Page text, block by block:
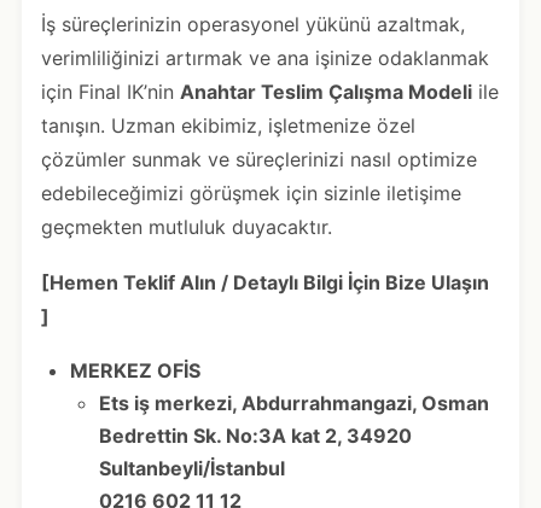
İş süreçlerinizin operasyonel yükünü azaltmak,
verimliliğinizi artırmak ve ana işinize odaklanmak
için Final IK’nin Anahtar Teslim Çalışma Modeli ile
tanışın. Uzman ekibimiz, işletmenize özel
çözümler sunmak ve süreçlerinizi nasıl optimize
edebileceğimizi görüşmek için sizinle iletişime
geçmekten mutluluk duyacaktır.
[Hemen Teklif Alın / Detaylı Bilgi İçin Bize Ulaşın
]
MERKEZ OFİS
Ets iş merkezi, Abdurrahmangazi, Osman
Bedrettin Sk. No:3A kat 2, 34920
Sultanbeyli/İstanbul
0216 602 11 12